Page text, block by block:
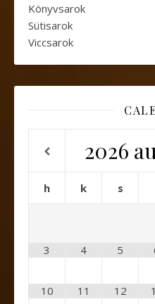
Könyvsarok
Sütisarok
Viccsarok
2026
h k s
3 4 5
10 11 12